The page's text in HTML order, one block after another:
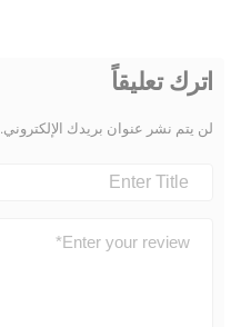
اترك تعليقاً
لن يتم نشر عنوان بريدك الإلكتروني.